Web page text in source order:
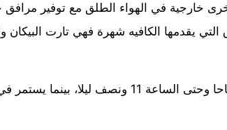
خارجية في الهواء الطلق مع توفير
التي يقدمها الكافيه شهرة فهي تارت